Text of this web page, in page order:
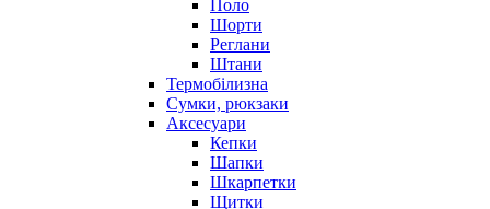
Поло
Шорти
Реглани
Штани
Термобілизна
Сумки, рюкзаки
Аксесуари
Кепки
Шапки
Шкарпетки
Щитки